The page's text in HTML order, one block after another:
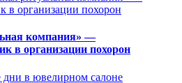
компания» —
в организации похорон